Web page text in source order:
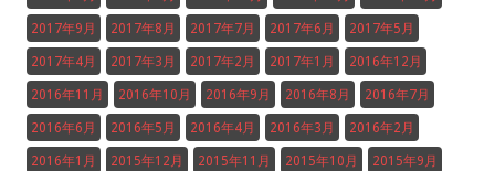
2017年9月 2017年8月 2017年7月 2017年6月 2017年5月
2017年4月 2017年3月 2017年2月 2017年1月 2016年12月
2016年11月 2016年10月 2016年9月 2016年8月 2016年7月
2016年6月 2016年5月 2016年4月 2016年3月 2016年2月
2016年1月 2015年12月 2015年11月 2015年10月 2015年9月